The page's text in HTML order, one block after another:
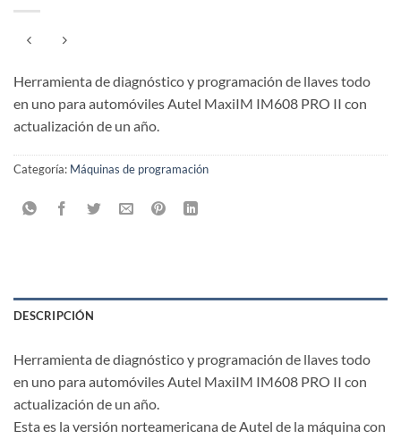
Herramienta de diagnóstico y programación de llaves todo
en uno para automóviles Autel MaxiIM IM608 PRO II con
actualización de un año.
Categoría: Máquinas de programación
DESCRIPCIÓN
Herramienta de diagnóstico y programación de llaves todo
en uno para automóviles Autel MaxiIM IM608 PRO II con
actualización de un año.
Esta es la versión norteamericana de Autel de la máquina con